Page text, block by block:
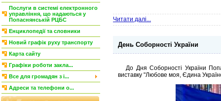
Послуги в системі електронного
управління, що надаються у
Попаснянській РЦБС
Енциклопедії та словники
Новий графік руху транспорту
Карта сайту
Графіки роботи закла...
Все для громадян з і...
Адреси та телефони о...
Читати далі...
День Соборності України
До Дня Соборності України
виставку "Любове моя, Єдина